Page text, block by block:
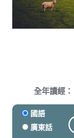
全年讀經：
國語
廣東話